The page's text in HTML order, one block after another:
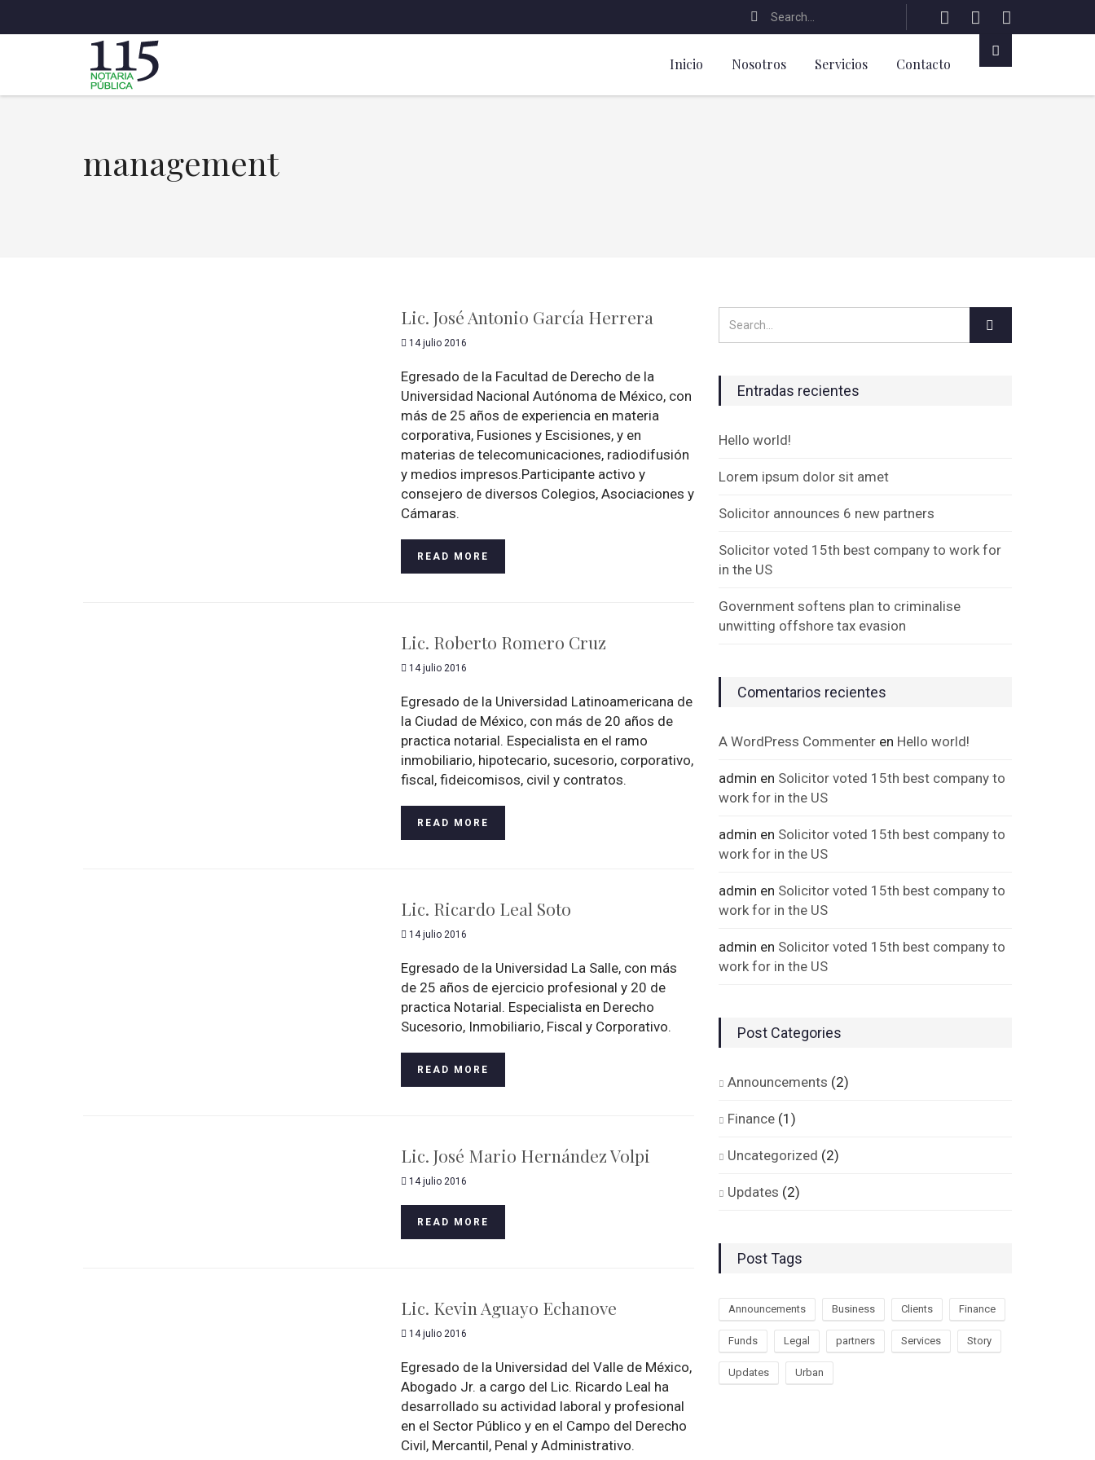
Inicio Nosotros Servicios Contacto
management
Lic. José Antonio García Herrera
14 julio 2016
Egresado de la Facultad de Derecho de la
Universidad Nacional Autónoma de México, con
más de 25 años de experiencia en materia
corporativa, Fusiones y Escisiones, y en
materias de telecomunicaciones, radiodifusión
y medios impresos.Participante activo y
consejero de diversos Colegios, Asociaciones y
Cámaras.
READ MORE
Lic. Roberto Romero Cruz
14 julio 2016
Egresado de la Universidad Latinoamericana de
la Ciudad de México, con más de 20 años de
practica notarial. Especialista en el ramo
inmobiliario, hipotecario, sucesorio, corporativo,
fiscal, fideicomisos, civil y contratos.
READ MORE
Lic. Ricardo Leal Soto
14 julio 2016
Egresado de la Universidad La Salle, con más
de 25 años de ejercicio profesional y 20 de
practica Notarial. Especialista en Derecho
Sucesorio, Inmobiliario, Fiscal y Corporativo.
READ MORE
Lic. José Mario Hernández Volpi
14 julio 2016
READ MORE
Lic. Kevin Aguayo Echanove
14 julio 2016
Egresado de la Universidad del Valle de México,
Abogado Jr. a cargo del Lic. Ricardo Leal ha
desarrollado su actividad laboral y profesional
en el Sector Público y en el Campo del Derecho
Civil, Mercantil, Penal y Administrativo.
Entradas recientes
Hello world!
Lorem ipsum dolor sit amet
Solicitor announces 6 new partners
Solicitor voted 15th best company to work for
in the US
Government softens plan to criminalise
unwitting offshore tax evasion
Comentarios recientes
A WordPress Commenter en Hello world!
admin en Solicitor voted 15th best company to
work for in the US
admin en Solicitor voted 15th best company to
work for in the US
admin en Solicitor voted 15th best company to
work for in the US
admin en Solicitor voted 15th best company to
work for in the US
Post Categories
Announcements (2)
Finance (1)
Uncategorized (2)
Updates (2)
Post Tags
Announcements Business Clients Finance
Funds Legal partners Services Story
Updates Urban